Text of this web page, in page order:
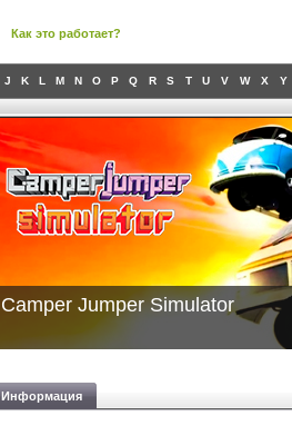
Как это работает?
J K L M N O P Q R S T U V W X Y
Camper Jumper Simulator
Информация